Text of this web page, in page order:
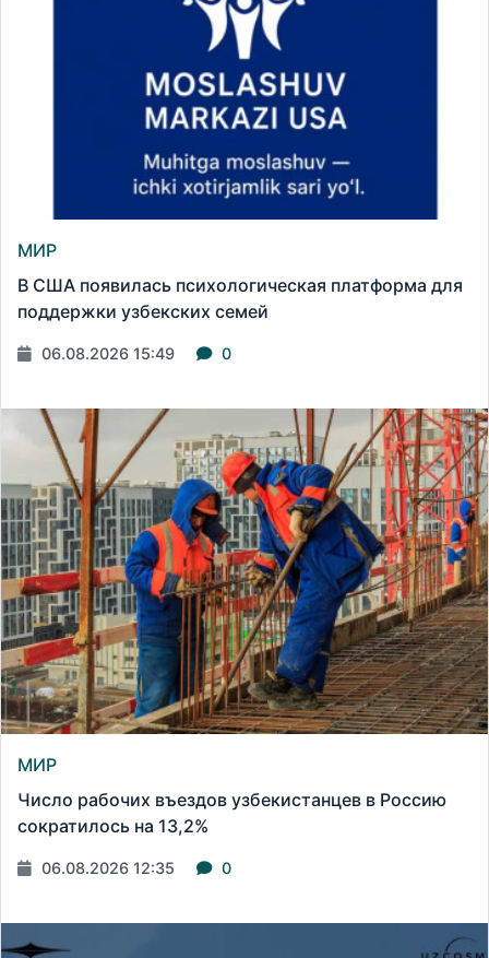
МИР
В США появилась психологическая платформа для
поддержки узбекских семей
06.08.2026 15:49 0
МИР
Число рабочих въездов узбекистанцев в Россию
сократилось на 13,2%
06.08.2026 12:35 0